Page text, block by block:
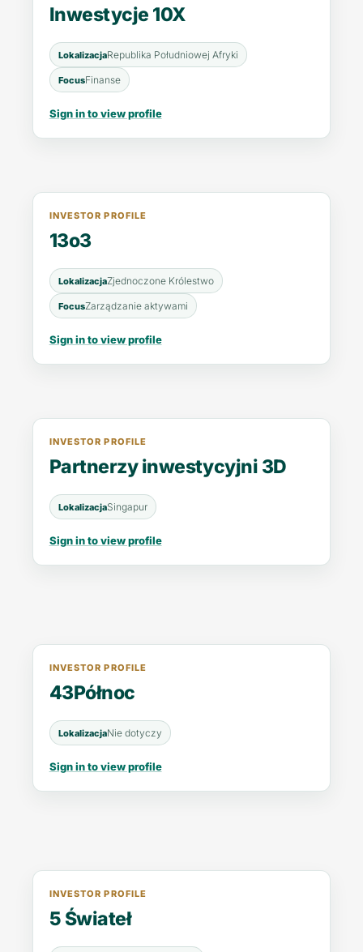
Inwestycje 10X
LokalizacjaRepublika Południowej Afryki
FocusFinanse
Sign in to view profile
INVESTOR PROFILE
13o3
LokalizacjaZjednoczone Królestwo
FocusZarządzanie aktywami
Sign in to view profile
INVESTOR PROFILE
Partnerzy inwestycyjni 3D
LokalizacjaSingapur
Sign in to view profile
INVESTOR PROFILE
43Północ
LokalizacjaNie dotyczy
Sign in to view profile
INVESTOR PROFILE
5 Świateł